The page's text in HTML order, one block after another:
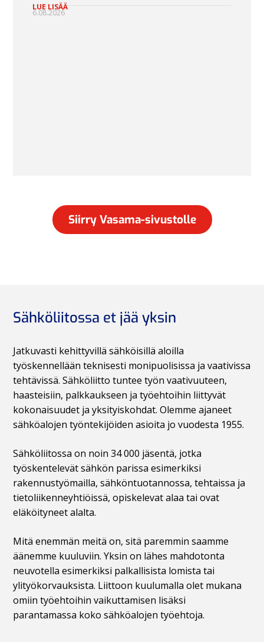
LUE LISÄÄ
6.08.2026
Siirry Vasama-sivustolle
Sähköliitossa et jää yksin
Jatkuvasti kehittyvillä sähköisillä aloilla
työskennellään teknisesti monipuolisissa ja vaativissa
tehtävissä. Sähköliitto tuntee työn vaativuuteen,
haasteisiin, palkkaukseen ja työehtoihin liittyvät
kokonaisuudet ja yksityiskohdat. Olemme ajaneet
sähköalojen työntekijöiden asioita jo vuodesta 1955.
Sähköliitossa on noin 34 000 jäsentä, jotka
työskentelevät sähkön parissa esimerkiksi
rakennustyömailla, sähköntuotannossa, tehtaissa ja
tietoliikenneyhtiöissä, opiskelevat alaa tai ovat
eläköityneet alalta.
Mitä enemmän meitä on, sitä paremmin saamme
äänemme kuuluviin. Yksin on lähes mahdotonta
neuvotella esimerkiksi palkallisista lomista tai
ylityökorvauksista. Liittoon kuulumalla olet mukana
omiin työehtoihin vaikuttamisen lisäksi
parantamassa koko sähköalojen työehtoja.